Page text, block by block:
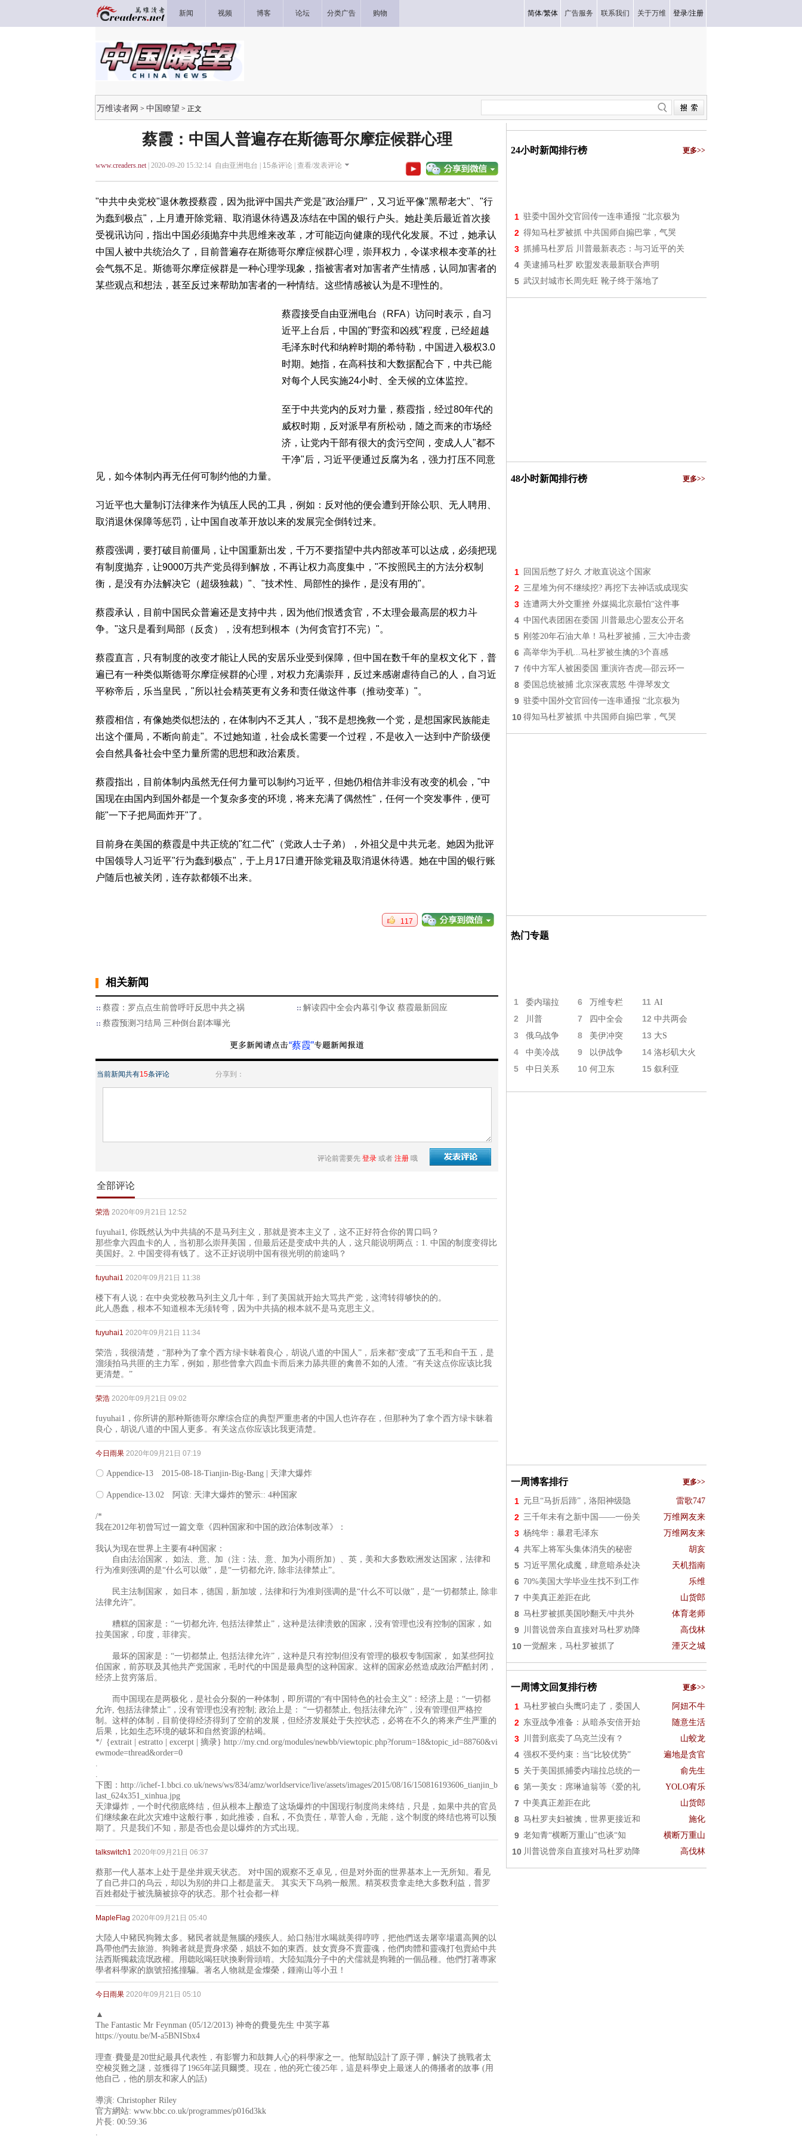
新闻 视频 博客 论坛 分类广告 购物 简体/繁体 广告服务 联系我们 关于万维 登录/注册
万维读者网 > 中国瞭望 > 正文
蔡霞：中国人普遍存在斯德哥尔摩症候群心理
www.creaders.net| 2020-09-20 15:32:14 自由亚洲电台 | 15条评论 | 查看/发表评论
"中共中央党校"退休教授蔡霞，因为批评中国共产党是"政治殭尸"，又习近平像"黑帮老大"、"行
为蠢到极点"，上月遭开除党籍、取消退休待遇及冻结在中国的银行户头。她赴美后最近首次接
受视讯访问，指出中国必须抛弃中共思维来改革，才可能迈向健康的现代化发展。不过，她承认
中国人被中共统治久了，目前普遍存在斯德哥尔摩症候群心理，崇拜权力，令谋求根本变革的社
会气氛不足。斯德哥尔摩症候群是一种心理学现象，指被害者对加害者产生情感，认同加害者的
某些观点和想法，甚至反过来帮助加害者的一种情结。这些情感被认为是不理性的。
蔡霞接受自由亚洲电台（RFA）访问时表示，自习
近平上台后，中国的"野蛮和凶残"程度，已经超越
毛泽东时代和纳粹时期的希特勒，中国进入极权3.0
时期。她指，在高科技和大数据配合下，中共已能
对每个人民实施24小时、全天候的立体监控。
至于中共党内的反对力量，蔡霞指，经过80年代的
威权时期，反对派早有所松动，随之而来的市场经
济，让党内干部有很大的贪污空间，变成人人"都不
干净"后，习近平便通过反腐为名，强力打压不同意
见，如今体制内再无任何可制约他的力量。
习近平也大量制订法律来作为镇压人民的工具，例如：反对他的便会遭到开除公职、无人聘用、
取消退休保障等惩罚，让中国自改革开放以来的发展完全倒转过来。
蔡霞强调，要打破目前僵局，让中国重新出发，千万不要指望中共内部改革可以达成，必须把现
有制度抛弃，让9000万共产党员得到解放，不再让权力高度集中，"不按照民主的方法分权制
衡，是没有办法解决它（超级独裁）"、"技术性、局部性的操作，是没有用的"。
蔡霞承认，目前中国民众普遍还是支持中共，因为他们恨透贪官，不太理会最高层的权力斗
争。"这只是看到局部（反贪），没有想到根本（为何贪官打不完）"。
蔡霞直言，只有制度的改变才能让人民的安居乐业受到保障，但中国在数千年的皇权文化下，普
遍已有一种类似斯德哥尔摩症候群的心理，对权力充满崇拜，反过来感谢虐待自己的人，自习近
平称帝后，乐当皇民，"所以社会精英更有义务和责任做这件事（推动变革）"。
蔡霞相信，有像她类似想法的，在体制内不乏其人，"我不是想挽救一个党，是想国家民族能走
出这个僵局，不断向前走"。不过她知道，社会成长需要一个过程，不是收入一达到中产阶级便
会自然具备社会中坚力量所需的思想和政治素质。
蔡霞指出，目前体制内虽然无任何力量可以制约习近平，但她仍相信并非没有改变的机会，"中
国现在由国内到国外都是一个复杂多变的环境，将来充满了偶然性"，任何一个突发事件，便可
能"一下子把局面炸开"了。
目前身在美国的蔡霞是中共正统的"红二代"（党政人士子弟），外祖父是中共元老。她因为批评
中国领导人习近平"行为蠢到极点"，于上月17日遭开除党籍及取消退休待遇。她在中国的银行账
户随后也被关闭，连存款都领不出来。
117
相关新闻
蔡霞：罗点点生前曾呼吁反思中共之祸
解读四中全会内幕引争议 蔡霞最新回应
蔡霞预测习结局 三种倒台剧本曝光
“蔡霞”
当前新闻共有15条评论 分享到：
评论前需要先 登录 或者 注册 哦
全部评论
荣浩 2020年09月21日 12:52
fuyuhai1, 你既然认为中共搞的不是马列主义，那就是资本主义了，这不正好符合你的胃口吗？
那些拿六四血卡的人，当初那么崇拜美国，但最后还是变成中共的人，这只能说明两点：1. 中国的制度变得比
美国好。2. 中国变得有钱了。这不正好说明中国有很光明的前途吗？
fuyuhai1 2020年09月21日 11:38
楼下有人说：在中央党校教马列主义几十年，到了美国就开始大骂共产党，这湾转得够快的的。
此人愚蠢，根本不知道根本无须转弯，因为中共搞的根本就不是马克思主义。
fuyuhai1 2020年09月21日 11:34
荣浩，我很清楚，“那种为了拿个西方绿卡昧着良心，胡说八道的中国人”，后来都“变成”了五毛和自干五，是
溜须拍马共匪的主力军，例如，那些曾拿六四血卡而后来力舔共匪的禽兽不如的人渣。“有关这点你应该比我
更清楚。”
荣浩 2020年09月21日 09:02
fuyuhai1，你所讲的那种斯德哥尔摩综合症的典型严重患者的中国人也许存在，但那种为了拿个西方绿卡昧着
良心，胡说八道的中国人更多。有关这点你应该比我更清楚。
今日雨果 2020年09月21日 07:19
〇 Appendice-13 2015-08-18-Tianjin-Big-Bang | 天津大爆炸
〇 Appendice-13.02 阿谅: 天津大爆炸的警示:: 4种国家
/*
我在2012年初曾写过一篇文章《四种国家和中国的政治体制改革》：
我认为现在世界上主要有4种国家：
自由法治国家， 如法、意、加（注：法、意、加为小雨所加）、英，美和大多数欧洲发达国家，法律和
行为准则强调的是“什么可以做”，是“一切都允许, 除非法律禁止”。
民主法制国家， 如日本，德国，新加坡，法律和行为准则强调的是“什么不可以做”，是“一切都禁止, 除非
法律允许”。
糟糕的国家是：“一切都允许, 包括法律禁止”，这种是法律溃败的国家，没有管理也没有控制的国家，如
拉美国家，印度，菲律宾。
最坏的国家是：“一切都禁止, 包括法律允许”，这种是只有控制但没有管理的极权专制国家， 如某些阿拉
伯国家，前苏联及其他共产党国家，毛时代的中国是最典型的这种国家。这样的国家必然造成政治严酷封闭，
经济上贫穷落后。
而中国现在是两极化，是社会分裂的一种体制，即所谓的“有中国特色的社会主义”：经济上是：“一切都
允许, 包括法律禁止”，没有管理也没有控制; 政治上是： “一切都禁止, 包括法律允许”，没有管理但严格控
制。这样的体制，目前使得经济得到了空前的发展，但经济发展处于失控状态，必将在不久的将来产生严重的
后果，比如生态环境的破坏和自然资源的枯竭。
*/｛extrait | estratto | excerpt | 摘录} http://my.cnd.org/modules/newbb/viewtopic.php?forum=18&topic_id=88760&vi
ewmode=thread&order=0
.
.
下图：http://ichef-1.bbci.co.uk/news/ws/834/amz/worldservice/live/assets/images/2015/08/16/150816193606_tianjin_b
last_624x351_xinhua.jpg
天津爆炸，一个时代彻底终结，但从根本上酿造了这场爆炸的中国现行制度尚未终结，只是，如果中共的官员
们继续象在此次灾难中这般行事，如此推诿，自私，不负责任，草菅人命，无能，这个制度的终结也将可以预
期了。只是我们不知，那是否也会是以爆炸的方式出现。
talkswitch1 2020年09月21日 06:37
蔡那一代人基本上处于是坐井观天状态。 对中国的观察不乏卓见，但是对外面的世界基本上一无所知。看见
了自己井口的乌云，却以为别的井口上都是蓝天。 其实天下乌鸦一般黑。精英权贵拿走绝大多数利益，普罗
百姓都处于被洗脑被掠夺的状态。那个社会都一样
MapleFlag 2020年09月21日 05:40
大陸人中豬民狗雜太多。豬民者就是無腦的殘疾人。給口熱泔水喝就美得哼哼，把他們送去屠宰場還高興的以
爲帶他們去旅游。狗雜者就是賣身求榮，娼妓不如的東西。妓女賣身不賣靈魂，他們肉體和靈魂打包賣給中共
法西斯獨裁流氓政權。用聼吆喝狂吠換剩骨頭啃。大陸知識分子中的犬儒就是狗雜的一個品種。他們打著專家
學者科學家的旗號招搖撞騙。著名人物就是金燦榮，鍾南山等小丑！
今日雨果 2020年09月21日 05:10
▲
The Fantastic Mr Feynman (05/12/2013) 神奇的費曼先生 中英字幕
https://youtu.be/M-a5BNISbx4
理查·費曼是20世紀最具代表性，有影響力和鼓舞人心的科學家之一。他幫助設計了原子彈，解決了挑戰者太
空梭災難之謎，並獲得了1965年諾貝爾獎。現在，他的死亡後25年，這是科學史上最迷人的傳播者的故事 (用
他自己，他的朋友和家人的話)
導演: Christopher Riley
官方網站: www.bbc.co.uk/programmes/p016d3kk
片長: 00:59:36
.
24小时新闻排行榜 更多>>
1 驻委中国外交官回传一连串通报 “北京极为
2 得知马杜罗被抓 中共国师自搧巴掌，气哭
3 抓捕马杜罗后 川普最新表态：与习近平的关
4 美逮捕马杜罗 欧盟发表最新联合声明
5 武汉封城市长周先旺 靴子终于落地了
48小时新闻排行榜 更多>>
1 回国后憋了好久 才敢直说这个国家
2 三星堆为何不继续挖? 再挖下去神话或成现实
3 连遭两大外交重挫 外媒揭北京最怕“这件事
4 中国代表团困在委国 川普最忠心盟友公开名
5 刚签20年石油大单！马杜罗被捕，三大冲击袭
6 高举华为手机...马杜罗被生擒的3个喜感
7 传中方军人被困委国 重演许杏虎—邵云环一
8 委国总统被捕 北京深夜震怒 牛弹琴发文
9 驻委中国外交官回传一连串通报 “北京极为
10 得知马杜罗被抓 中共国师自搧巴掌，气哭
热门专题
1 委内瑞拉 6 万维专栏 11 AI
2 川普 7 四中全会 12 中共两会
3 俄乌战争 8 美伊冲突 13 大S
4 中美冷战 9 以伊战争 14 洛杉矶大火
5 中日关系 10 何卫东 15 叙利亚
一周博客排行 更多>>
1 元旦“马折后蹄”，洛阳神级隐 雷歌747
2 三千年未有之新中国——一份关 万维网友来
3 杨纯华：暴君毛泽东 万维网友来
4 共军上将军头集体消失的秘密 胡亥
5 习近平黑化成魔，肆意暗杀处决 天机指南
6 70%美国大学毕业生找不到工作 乐维
7 中美真正差距在此 山货郎
8 马杜罗被抓美国吵翻天/中共外 体育老师
9 川普说曾亲自直接对马杜罗劝降 高伐林
10 一觉醒来，马杜罗被抓了 湮灭之城
一周博文回复排行榜 更多>>
1 马杜罗被白头鹰叼走了，委国人 阿妞不牛
2 东亚战争准备：从暗杀安倍开始 随意生活
3 川普到底卖了乌克兰没有？ 山蛟龙
4 强权不受约束：当“比较优势” 遍地是贪官
5 关于美国抓捕委内瑞拉总统的一 俞先生
6 第一美女：席琳迪翁等《爱的礼 YOLO宥乐
7 中美真正差距在此 山货郎
8 马杜罗夫妇被擒，世界更接近和 施化
9 老知青“横断万重山”也谈“知 横断万重山
10 川普说曾亲自直接对马杜罗劝降 高伐林